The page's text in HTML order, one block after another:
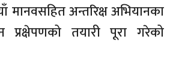
मानवसहित अन्तरिक्ष अभियानका
प्रक्षेपणको तयारी पूरा गरेको